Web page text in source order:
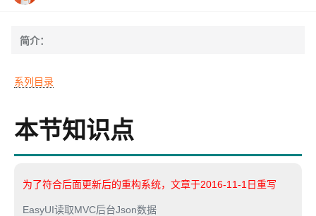
简介：
系列目录
本节知识点
为了符合后面更新后的重构系统，文章于2016-11-1日重写
EasyUI读取MVC后台Json数据